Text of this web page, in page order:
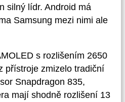
silný lídr. Android má
Samsung mezi nimi ale
s rozlišením 2650
přístroje zmizelo tradiční
Snapdragon 835,
mají shodně rozlišení 13